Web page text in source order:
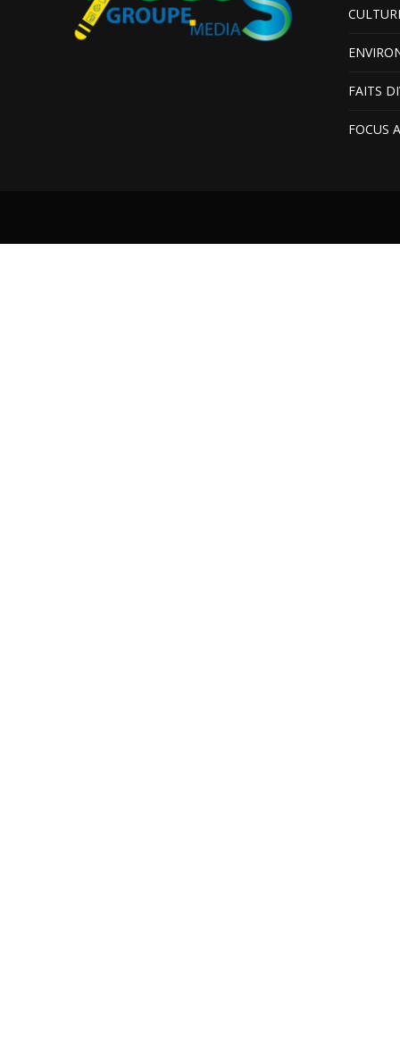
FAITS
FOCUS